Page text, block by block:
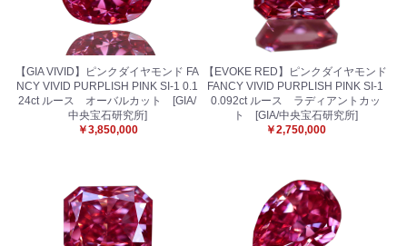
【GIA VIVID】ピンクダイヤモンド FA
NCY VIVID PURPLISH PINK SI-1 0.1
24ct ルース オーバルカット [GIA/
中央宝石研究所]
￥3,850,000
【EVOKE RED】ピンクダイヤモンド
FANCY VIVID PURPLISH PINK SI-1
0.092ct ルース ラディアントカッ
ト [GIA/中央宝石研究所]
￥2,750,000